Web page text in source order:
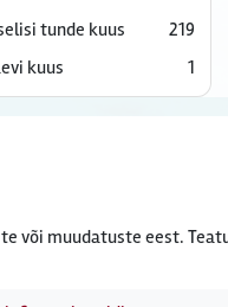
tunde kuus
219
kuus
1
või muudatuste eest.